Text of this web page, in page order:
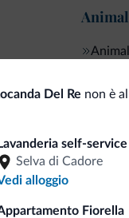
Del Re non è
Lavanderia self-
Selva di Cadore
alloggio
Fiorella